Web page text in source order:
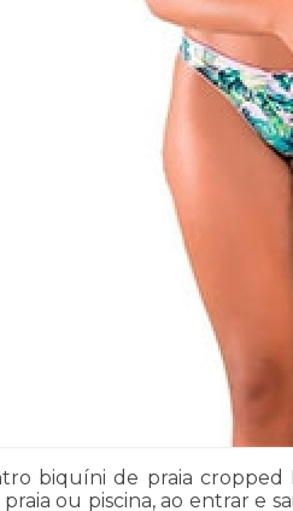
biquíni de praia cropped
ou piscina, ao entrar e